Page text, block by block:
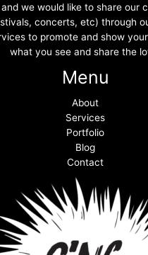
we would like to share our
concerts, etc) through
to promote and show
what you see and share the
Menu
About
Services
Portfolio
Blog
Contact